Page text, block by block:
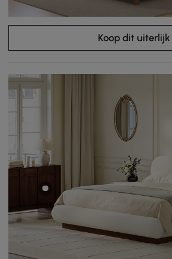
Koop dit uiterlijk